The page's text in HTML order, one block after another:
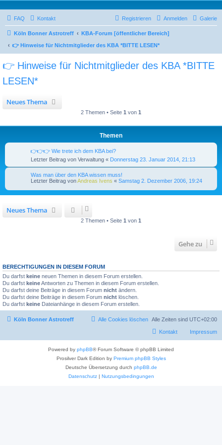
Galerie
FAQ Kontakt Anmelden
Registrieren
Köln Bonner Astrotreff
KBA-Forum [öffentlicher Bereich]
👉 Hinweise für Nichtmitglieder des KBA *BITTE LESEN*
👉 Hinweise für Nichtmitglieder des KBA *BITTE
LESEN*
Neues Thema
2 Themen • Seite 1 von 1
Themen
👉👉👉 Wie trete ich dem KBA bei?
Letzter Beitrag von Verwaltung « Donnerstag 23. Januar 2014, 21:13
Was man über den KBA wissen muss!
Letzter Beitrag vonAndreas Ivens « Samstag 2. Dezember 2006, 19:24
Neues Thema
2 Themen • Seite 1 von 1
Gehe zu
BERECHTIGUNGEN IN DIESEM FORUM
Du darfst keine neuen Themen in diesem Forum erstellen.
Du darfst keineAntworten zu Themen in diesem Forum erstellen.
Du darfst deine Beiträge in diesem Forum nicht ändern.
Du darfst deine Beiträge in diesem Forum nicht löschen.
Du darfst keine Dateianhänge in diesem Forum erstellen.
Köln Bonner Astrotreff Alle Zeiten sind UTC+02:00
Alle Cookies löschen
Impressum
Kontakt
Powered by phpBB® Forum Software © phpBB Limited
Prosilver Dark Edition by Premium phpBB Styles
Deutsche Übersetzung durch phpBB.de
Datenschutz | Nutzungsbedingungen